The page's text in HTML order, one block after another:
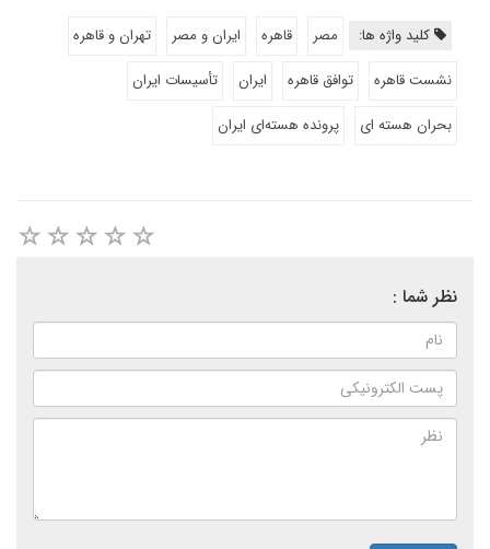
کلید واژه ها: مصر قاهره ایران و مصر
تهران و قاهره
نشست قاهره
توافق قاهره ایران
تأسیسات ایران
بحران هسته ای
پرونده هسته‌ای ایران
نظر شما :